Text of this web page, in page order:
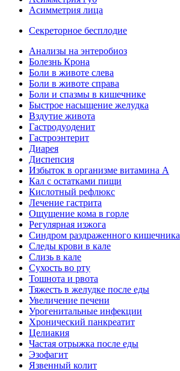
Асимметрия лица
Секреторное бесплодие
Анализы на энтеробиоз
Болезнь Крона
Боли в животе слева
Боли в животе справа
Боли и спазмы в кишечнике
Быстрое насыщение желудка
Вздутие живота
Гастродуоденит
Гастроэнтерит
Диарея
Диспепсия
Избыток в организме витамина А
Кал с остатками пищи
Кислотный рефлюкс
Лечение гастрита
Ощущение кома в горле
Регулярная изжога
Синдром раздраженного кишечника
Следы крови в кале
Слизь в кале
Сухость во рту
Тошнота и рвота
Тяжесть в желудке после еды
Увеличение печени
Урогенитальные инфекции
Хронический панкреатит
Целиакия
Частая отрыжка после еды
Эзофагит
Язвенный колит